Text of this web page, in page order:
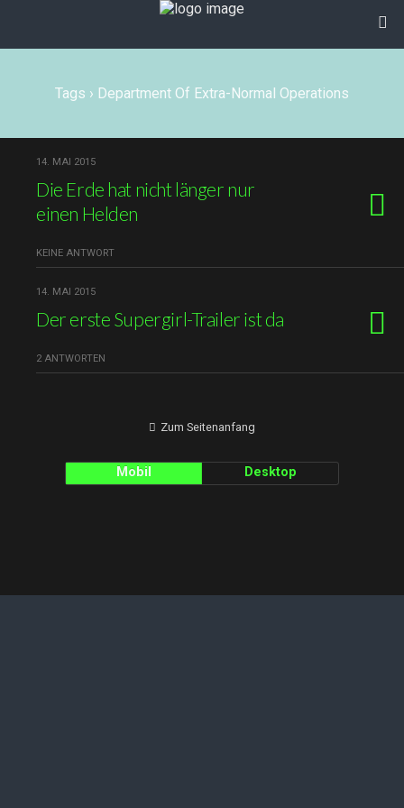
Tags › Department Of Extra-Normal Operations
14. MAI 2015
Die Erde hat nicht länger nur
einen Helden
KEINE ANTWORT
14. MAI 2015
Der erste Supergirl-Trailer ist da
2 ANTWORTEN
Zum Seitenanfang
Mobil Desktop